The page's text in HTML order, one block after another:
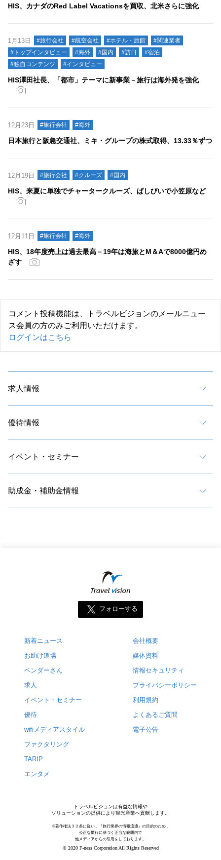
HIS、カナダのRed Label Vacationsを買収、北米さらに強化
1月13日 #旅行会社 #航空会社 #ホテル・旅館
#関連業者
#トップインタビュー
#海外 #国内 #訪日
#宿泊
#独自コンテンツ
#インタビュー
HIS澤田社長、「都市」テーマに新事業－旅行は海外発を強化
12月23日 #旅行会社 #海外
日本旅行と阪急交通社、ミキ・グループの株式取得、13.33％ずつ
12月19日 #旅行会社 #クルーズ #国内
HIS、来夏に単独でチャータークルーズ、ぱしびいで小笠原など
12月11日 #旅行会社 #海外
HIS、18年度売上は過去最高－19年は海旅とM＆Aで8000億円め
ざす
コメント投稿機能は、トラベルビジョンのメールニュー
ス会員の方のみご利用いただけます。
ログインはこちら
求人情報
優待情報
イベント・セミナー
助成金・補助金情報
フォローする
新着ニュース
お助け道場
ベンダーさん
求人
イベント・セミナー
優待
wifiメディアスタイル
ファクタリング
TARIP
エンタメ
会社概要
媒体資料
情報セキュリティ
プライバシーポリシー
利用規約
よくあるご質問
電子公告
トラベルビジョンは有益な情報や
ソリューションの提供により観光産業へ貢献します。
※著作権法３２条に従い，『旅行業界の情報流通』の目的のため，
公正な慣行に基づく正当な範囲内で
他メディアからの引用をしております。
© 2020 F-ness Corporation All Rights Reserved